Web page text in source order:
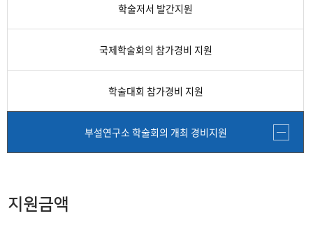
학술저서 발간지원
국제학술회의 참가경비 지원
학술대회 참가경비 지원
부설연구소 학술회의 개최 경비지원
지원금액